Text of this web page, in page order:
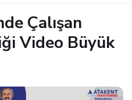
Çalışan
Video Büyük